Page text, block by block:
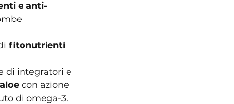
e anti-
fitonutrienti
di integratori e
con azione
di omega-3.